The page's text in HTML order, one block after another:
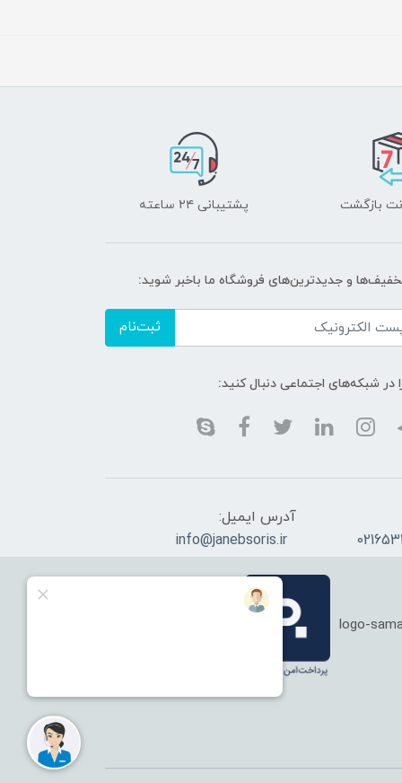
پشتیبانی ۲۴ ساعته
و جدیدترین‌های فروشگاه ما باخبر شوید:
ثبت‌نام
در شبکه‌های اجتماعی دنبال کنید:
آدرس ایمیل:
info@janebsoris.ir